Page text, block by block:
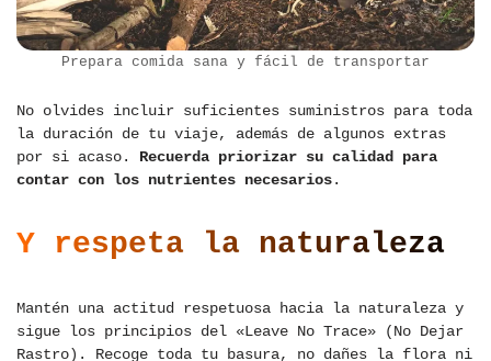
Prepara comida sana y fácil de transportar
No olvides incluir suficientes suministros para toda
la duración de tu viaje, además de algunos extras
por si acaso. Recuerda priorizar su calidad para
contar con los nutrientes necesarios.
Y respeta la naturaleza
Mantén una actitud respetuosa hacia la naturaleza y
sigue los principios del «Leave No Trace» (No Dejar
Rastro). Recoge toda tu basura, no dañes la flora ni